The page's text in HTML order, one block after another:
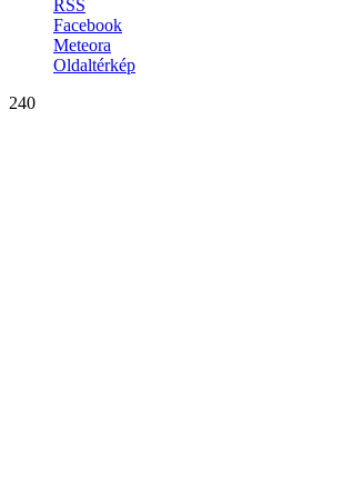
RSS
Facebook
Meteora
Oldaltérkép
240